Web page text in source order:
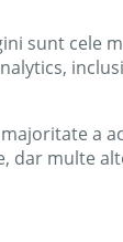
sunt cele
a
multe